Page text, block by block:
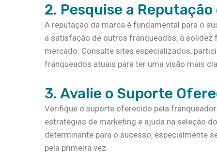
2. Pesquise a Reputação
A reputação da marca é fundamental para o
a satisfação de outros franqueados, a solidez
mercado. Consulte sites especializados,
franqueados atuais para ter uma visão mais
3. Avalie o Suporte
Verifique o suporte oferecido pela
estratégias de marketing e ajuda na seleção
determinante para o sucesso, especialmente
pela primeira vez.